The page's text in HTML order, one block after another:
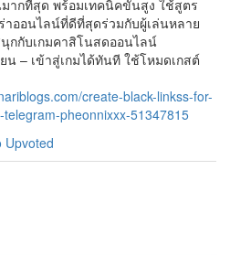
ากที่สุด พร้อมเทคนิคขั้นสูง ใช้สูตร
า​ออ​น​ไลน์ที่​ดี​ที่สุด​ร่วม​กับ​ผู้​เล่น​หลาย​
กกับเกมคาสิโนสดออนไลน์
น – เข้า​สู่​เกม​ได้​ทันที ใช้​โหมด​เกส​ต์
create-black-linkss-for-
pheonnixxx-51347815
Upvoted